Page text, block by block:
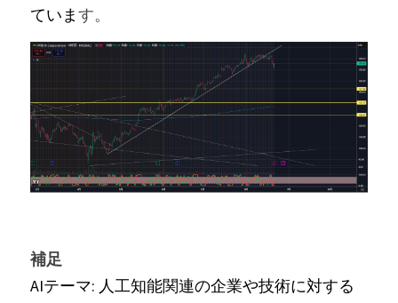
ています。
補足
AIテーマ: 人工知能関連の企業や技術に対する